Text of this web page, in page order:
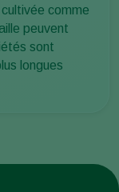
comme
peuvent
sont
longues